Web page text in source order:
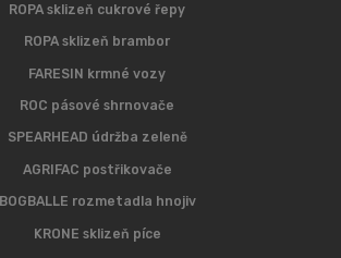
ROPA sklizeň cukrové řepy
ROPA sklizeň brambor
FARESIN krmné vozy
ROC pásové shrnovače
SPEARHEAD údržba zeleně
AGRIFAC postřikovače
BOGBALLE rozmetadla hnojiv
KRONE sklizeň píce